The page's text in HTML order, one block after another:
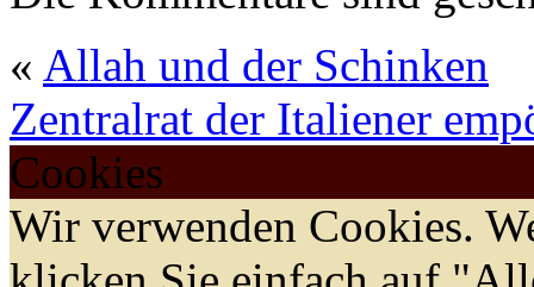
« Allah und der Schinken
Zentralrat der Italiener
Cookies
Wir verwenden Cookies.